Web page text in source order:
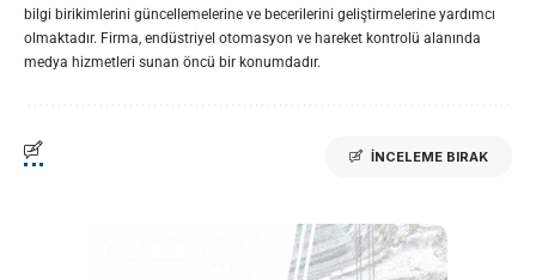
bilgi birikimlerini güncellemelerine ve becerilerini geliştirmelerine yardımcı
olmaktadır. Firma, endüstriyel otomasyon ve hareket kontrolü alanında
medya hizmetleri sunan öncü bir konumdadır.
İNCELEME BIRAK